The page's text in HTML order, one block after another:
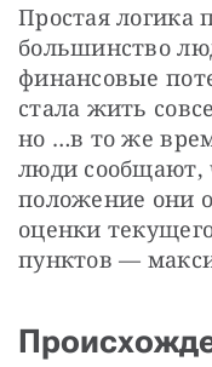
Простая логика
большинство
финансовые
стала жить
но …в то же
люди сообщают,
положение они
оценки
пунктов —